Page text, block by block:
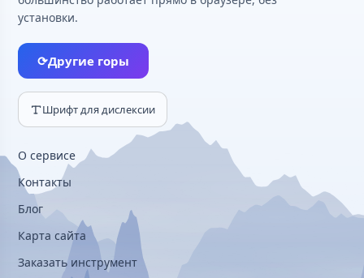
установки.
⟳Другие горы
Шрифт для дислексии
О сервисе
Контакты
Блог
Карта сайта
Заказать инструмент